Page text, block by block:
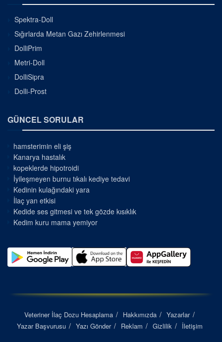
Spektra-Doll
Sığırlarda Metan Gazı Zehirlenmesi
DolliPrim
Metri-Doll
DolliSipra
Dolli-Prost
GÜNCEL SORULAR
hamsterimin eli şiş
Kanarya hastalık
kopeklerde hipotroidi
İyileşmeyen burnu tıkalı kediye tedavi
Kedinin kulağındaki yara
İlaç yan etkisi
Kedide ses gitmesi ve tek gözde kısıklık
Kedim kuru mama yemiyor
Veteriner İlaç Dozu Hesaplama Hakkımızda
Yazarlar
Yazar Başvurusu
Yazı Gönder Reklam Gizlilik İletişim